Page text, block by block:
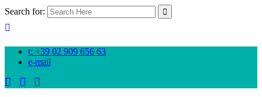
Search for:
t: +39 02 909 656 63
e-mail